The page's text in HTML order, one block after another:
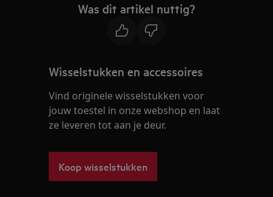
Was dit artikel nuttig?
Wisselstukken en accessoires
Vind originele wisselstukken voor
jouw toestel in onze webshop en laat
ze leveren tot aan je deur.
Koop wisselstukken